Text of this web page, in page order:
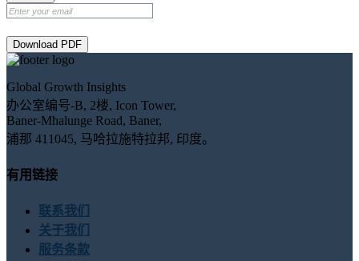
Download PDF
Global Growth Insights
办公室编号-B, 2楼, Icon Tower,
Baner-Mhalunge Road, Baner,
浦那 411045, 马哈拉施特拉邦, 印度。
有用链接
联系我们
关于我们
服务条款